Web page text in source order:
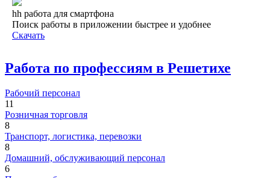
hh работа для смартфона
Поиск работы в приложении быстрее и удобнее
Скачать
Работа по профессиям в Решетихе
Рабочий персонал
11
Розничная торговля
8
Транспорт, логистика, перевозки
8
Домашний, обслуживающий персонал
6